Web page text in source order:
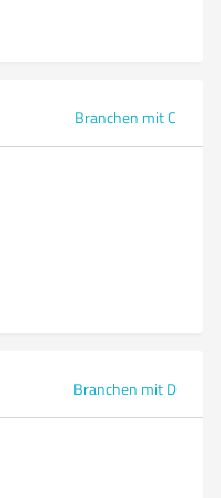
Branchen mit C
Branchen mit D